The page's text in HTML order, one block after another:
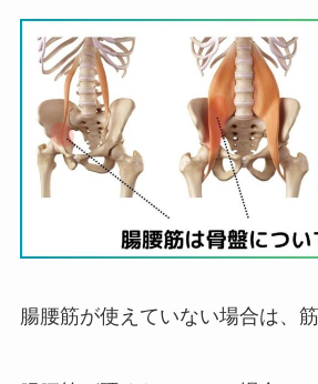
腸腰筋が使えていない場合は、筋